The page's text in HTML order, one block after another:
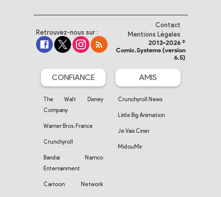
Retrouvez-nous sur :
Contact
Mentions Légales
2013-2026 ©
Comic.Systems (version
6.5)
CONFIANCE
The Walt Disney
Company
Warner Bros. France
Crunchyroll
Bandai Namco
Entertainment
Cartoon Network
AMIS
Crunchyroll News
Little Big Animation
Je Vais Ciner
MidouMir